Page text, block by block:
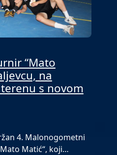
“Mato
na
s novom
4. Malonogometni
Matić“, koji…